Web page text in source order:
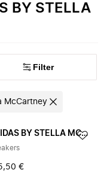
BY STELLA
Filter
McCartney
ADIDAS BY STELLA MCCARTNEY
€